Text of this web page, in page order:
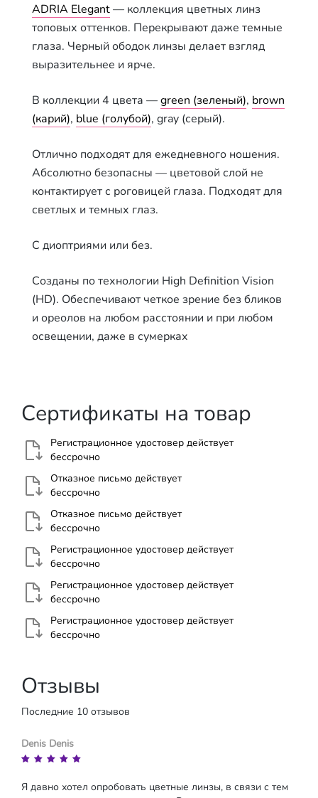
ADRIA Elegant— коллекция цветных линз
топовых оттенков. Перекрывают даже темные
глаза. Черный ободок линзы делает взгляд
выразительнее и ярче.
В коллекции 4 цвета —green (зеленый), brown
(карий), blue (голубой), gray (серый).
Отлично подходят для ежедневного ношения.
Абсолютно безопасны — цветовой слой не
контактирует с роговицей глаза. Подходят для
светлых и темных глаз.
С диоптриями или без.
Созданы по технологии High Definition Vision
(HD). Обеспечивают четкое зрение без бликов
и ореолов на любом расстоянии и при любом
освещении, даже в сумерках
Сертификаты на товар
Регистрационное удостовер действует
бессрочно
Отказное письмо действует
бессрочно
Отказное письмо действует
бессрочно
Регистрационное удостовер действует
бессрочно
Регистрационное удостовер действует
бессрочно
Регистрационное удостовер действует
бессрочно
Отзывы
Последние 10 отзывов
Denis Denis
Я давно хотел опробовать цветные линзы, в связи с тем